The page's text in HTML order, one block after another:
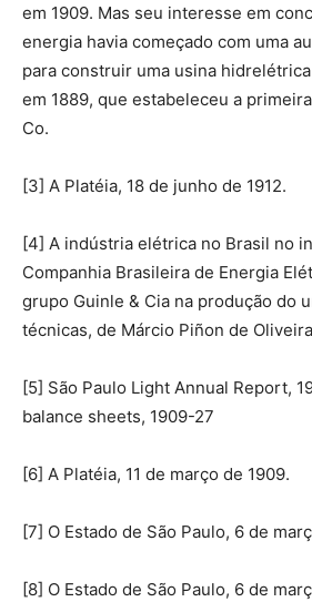
em 1909. Mas seu interesse em
energia havia começado com uma
para construir uma usina
em 1889, que estabeleceu a
Co.
[3] A Platéia, 18 de junho de 1912.
[4] A indústria elétrica no Brasil no
Companhia Brasileira de Energia
grupo Guinle & Cia na produção do
técnicas, de Márcio Piñon de Oliveira
[5] São Paulo Light Annual Report,
balance sheets, 1909-27
[6] A Platéia, 11 de março de 1909.
[7] O Estado de São Paulo, 6 de
[8] O Estado de São Paulo, 6 de